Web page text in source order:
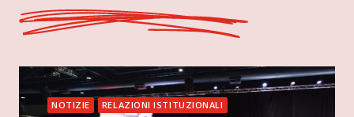
NOTIZIE RELAZIONI ISTITUZIONALI